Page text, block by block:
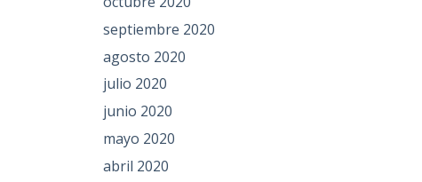
septiembre 2020
agosto 2020
julio 2020
junio 2020
mayo 2020
abril 2020